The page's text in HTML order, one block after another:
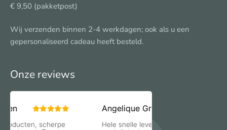
€ 9,50 (pakketpost)
Wij verzenden binnen 2-4 werkdagen; ook als u een
gepersonaliseerd cadeau heeft besteld.
Onze reviews